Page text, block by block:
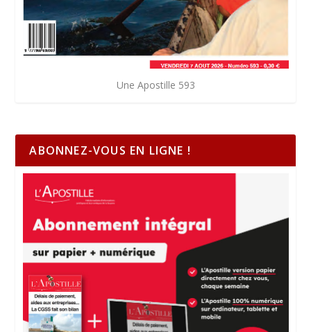
Une Apostille 593
ABONNEZ-VOUS EN LIGNE !